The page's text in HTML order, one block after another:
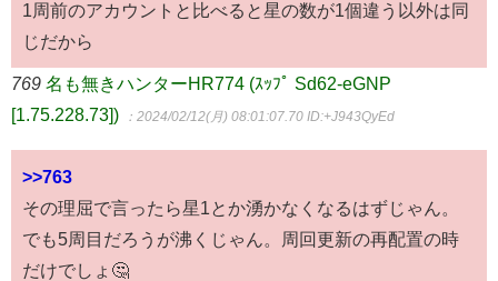
1周前のアカウントと比べると星の数が1個違う以外は同
じだから
769 名も無きハンターHR774 (ｽｯﾌﾟ Sd62-eGNP
[1.75.228.73])
：2024/02/12(月) 08:01:07.70 ID:+J943QyEd
>>763
その理屈で言ったら星1とか湧かなくなるはずじゃん。
でも5周目だろうが沸くじゃん。周回更新の再配置の時
だけでしょ🤔